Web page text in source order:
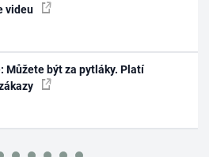
videu
Můžete být za pytláky. Platí